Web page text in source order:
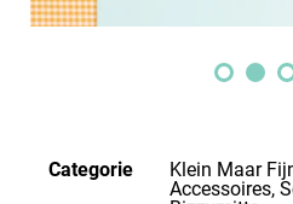
Categorie
Klein Maar Fijn 30 - Barbecue,
Accessoires,